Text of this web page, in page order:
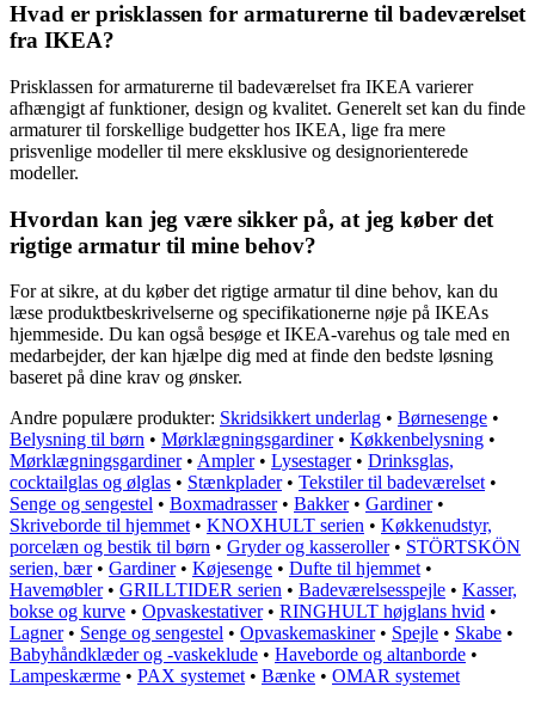
Hvad er prisklassen for armaturerne til badeværelset
fra IKEA?
Prisklassen for armaturerne til badeværelset fra IKEA varierer
afhængigt af funktioner, design og kvalitet. Generelt set kan du finde
armaturer til forskellige budgetter hos IKEA, lige fra mere
prisvenlige modeller til mere eksklusive og designorienterede
modeller.
Hvordan kan jeg være sikker på, at jeg køber det
rigtige armatur til mine behov?
For at sikre, at du køber det rigtige armatur til dine behov, kan du
læse produktbeskrivelserne og specifikationerne nøje på IKEAs
hjemmeside. Du kan også besøge et IKEA-varehus og tale med en
medarbejder, der kan hjælpe dig med at finde den bedste løsning
baseret på dine krav og ønsker.
Andre populære produkter: Skridsikkert underlag • Børnesenge •
Belysning til børn • Mørklægningsgardiner• Køkkenbelysning •
Mørklægningsgardiner• Ampler• Lysestager• Drinksglas,
cocktailglas og ølglas • Stænkplader• Tekstiler til badeværelset •
Senge og sengestel • Boxmadrasser• Bakker• Gardiner•
Skriveborde til hjemmet • KNOXHULT serien • Køkkenudstyr,
porcelæn og bestik til børn • Gryder og kasseroller• STÖRTSKÖN
serien, bær• Gardiner• Køjesenge • Dufte til hjemmet •
Havemøbler• GRILLTIDER serien • Badeværelsesspejle • Kasser,
bokse og kurve • Opvaskestativer• RINGHULT højglans hvid •
Lagner• Senge og sengestel • Opvaskemaskiner• Spejle • Skabe •
Babyhåndklæder og -vaskeklude • Haveborde og altanborde •
Lampeskærme • PAX systemet • Bænke • OMAR systemet